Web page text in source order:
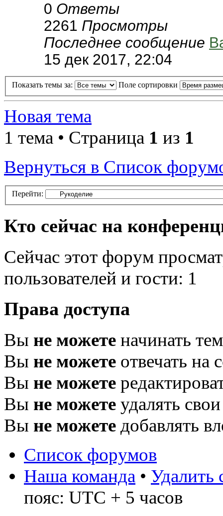
0 Ответы
2261 Просмотры
Последнее сообщение
15 дек 2017, 22:04
Показать темы за: Поле сортировки
Новая тема
1 тема • Страница 1 из 1
Вернуться в Список
Перейти:
Кто сейчас на
Сейчас этот форум
пользователей и гости: 1
Права доступа
Вы не можете начинать
Вы не можете отвечать на
Вы не можете
Вы не можете удалять
Вы не можете добавлять
Список форумов
Наша команда • Удалить
пояс: UTC + 5 часов